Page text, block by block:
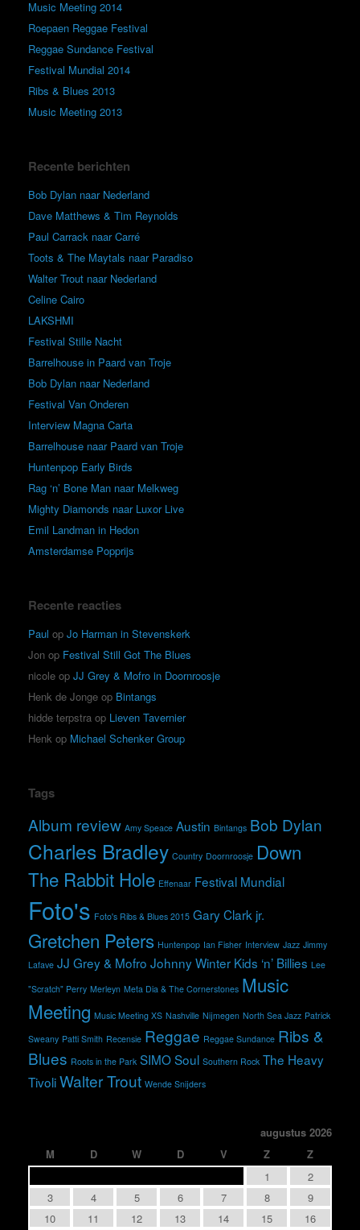
Music Meeting 2014
Roepaen Reggae Festival
Reggae Sundance Festival
Festival Mundial 2014
Ribs & Blues 2013
Music Meeting 2013
Recente berichten
Bob Dylan naar Nederland
Dave Matthews & Tim Reynolds
Paul Carrack naar Carré
Toots & The Maytals naar Paradiso
Walter Trout naar Nederland
Celine Cairo
LAKSHMI
Festival Stille Nacht
Barrelhouse in Paard van Troje
Bob Dylan naar Nederland
Festival Van Onderen
Interview Magna Carta
Barrelhouse naar Paard van Troje
Huntenpop Early Birds
Rag ‘n’ Bone Man naar Melkweg
Mighty Diamonds naar Luxor Live
Emil Landman in Hedon
Amsterdamse Popprijs
Recente reacties
Paul op Jo Harman in Stevenskerk
Jon op Festival Still Got The Blues
nicole op JJ Grey & Mofro in Doornroosje
Henk de Jonge op Bintangs
hidde terpstra op Lieven Tavernier
Henk op Michael Schenker Group
Tags
Album review Amy Speace Austin Bintangs Bob Dylan
Charles Bradley Country Doornroosje Down
The Rabbit Hole Effenaar Festival Mundial
Foto's Foto's Ribs & Blues 2015 Gary Clark jr.
Gretchen Peters Huntenpop Ian Fisher Interview Jazz Jimmy
Lafave JJ Grey & Mofro Johnny Winter Kids ‘n’ Billies Lee
"Scratch" Perry Merleyn Meta Dia & The Cornerstones Music
Meeting Music Meeting XS Nashville Nijmegen North Sea Jazz Patrick
Sweany Patti Smith Recensie Reggae Reggae Sundance Ribs &
Blues Roots in the Park SIMOSoul Southern Rock The Heavy
TivoliWalter Trout Wende Snijders
augustus 2026
M
D W D V Z
Z
1
2
3
4 5 6 7 8
9
10
11 12 13 14 15
16